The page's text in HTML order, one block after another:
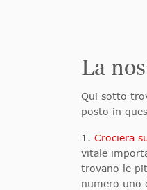
La
Qui sotto
posto in
1. Crociera
vitale
trovano le
numero uno